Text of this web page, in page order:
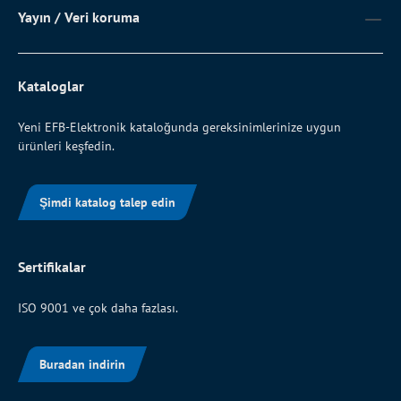
Yayın / Veri koruma
Kataloglar
Yeni EFB-Elektronik kataloğunda gereksinimlerinize uygun
ürünleri keşfedin.
Şimdi katalog talep edin
Sertifikalar
ISO 9001 ve çok daha fazlası.
Buradan indirin